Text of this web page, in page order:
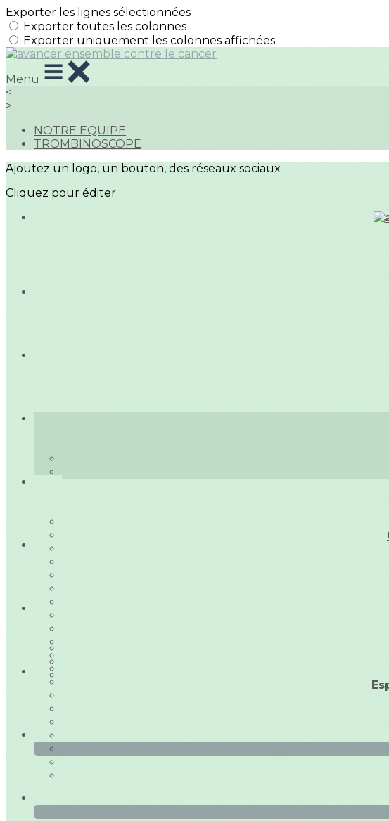
Exporter les lignes sélectionnées
Exporter toutes les colonnes
Exporter uniquement les colonnes affichées
Menu
<
>
NOTRE EQUIPE
TROMBINOSCOPE
Ajoutez un logo, un bouton, des réseaux sociaux
Cliquez pour éditer